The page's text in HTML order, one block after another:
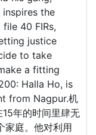
the
40 FIRs,
justice
to take
a fitting
Halla Ho, is
from Nagpur.机
年的时间里肆无
家庭。他对利用